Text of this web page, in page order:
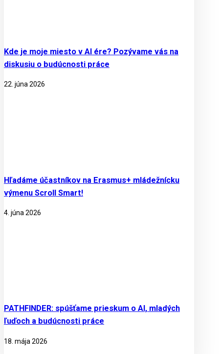
Kde je moje miesto v AI ére? Pozývame vás na
diskusiu o budúcnosti práce
22. júna 2026
Hľadáme účastníkov na Erasmus+ mládežnícku
výmenu Scroll Smart!
4. júna 2026
PATHFINDER: spúšťame prieskum o AI, mladých
ľuďoch a budúcnosti práce
18. mája 2026